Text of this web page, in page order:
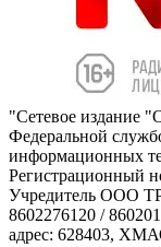
"Сетевое издание
Федеральной
информационных
Регистрационный
Учредитель ООО
8602276120 /
адрес: 628403,